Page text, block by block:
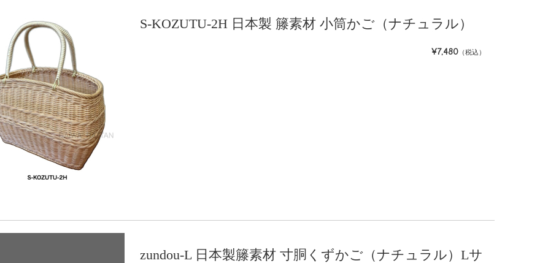
S-KOZUTU-2H 日本製 籐素材 小筒かご（ナチュラル）
¥7,480 （税込）
zundou-L 日本製籐素材 寸胴くずかご（ナチュラル）Lサ